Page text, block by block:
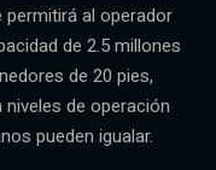
permitirá al operador
de 2.5 millones
de 20 pies,
de operación
pueden igualar.